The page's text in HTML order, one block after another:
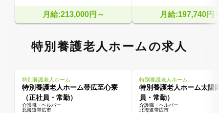
月給:213,000円～ 月給:197,740円
特別養護老人ホームの求人
特別養護老人ホーム
特別養護老人ホーム帯広至心寮
（正社員・常勤）
介護職・ヘルパー
北海道帯広市
特別養護老人ホーム
特別養護老人ホーム太陽
員・常勤）
介護職・ヘルパー
北海道帯広市